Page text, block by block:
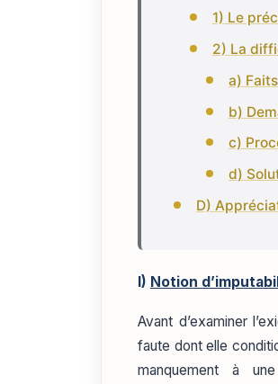
1) Le
2) La
a)
b)
c)
d)
D)
I) Notion
Avant d’examiner
faute dont elle
manquement à